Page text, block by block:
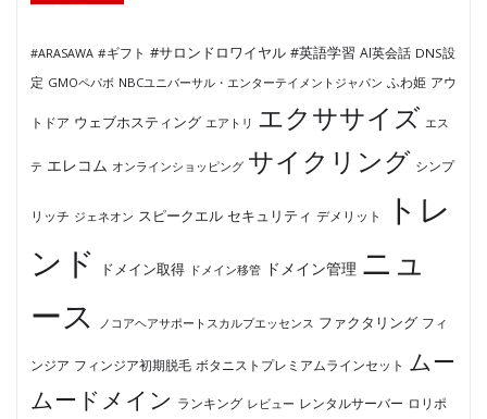
#ARASAWA #ギフト #サロンドロワイヤル #英語学習 AI英会話 DNS設
定 GMOペパボ NBCユニバーサル・エンターテイメントジャパン ふわ姫 アウ
トドア ウェブホスティング エアトリ エクササイズ エス
テ エレコム オンラインショッピング サイクリング シンプ
リッチ ジェネオン スピークエル セキュリティ デメリット
トレ
ンド
ドメイン取得 ドメイン移管 ドメイン管理 ニュ
ース
ノコアヘアサポートスカルプエッセンス ファクタリング フィ
ンジア フィンジア初期脱毛 ボタニストプレミアムラインセット ムー
ムードメイン ランキング レビュー レンタルサーバー ロリポ